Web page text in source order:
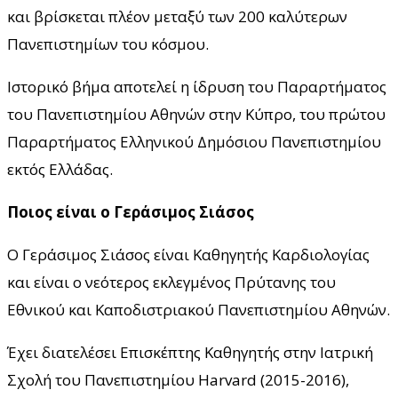
και βρίσκεται πλέον μεταξύ των 200 καλύτερων
Πανεπιστημίων του κόσμου.
Ιστορικό βήμα αποτελεί η ίδρυση του Παραρτήματος
του Πανεπιστημίου Αθηνών στην Κύπρο, του πρώτου
Παραρτήματος Ελληνικού Δημόσιου Πανεπιστημίου
εκτός Ελλάδας.
Ποιος είναι ο Γεράσιμος Σιάσος
Ο Γεράσιμος Σιάσος είναι Καθηγητής Καρδιολογίας
και είναι ο νεότερος εκλεγμένος Πρύτανης του
Εθνικού και Καποδιστριακού Πανεπιστημίου Αθηνών.
Έχει διατελέσει Επισκέπτης Καθηγητής στην Ιατρική
Σχολή του Πανεπιστημίου Harvard (2015-2016),